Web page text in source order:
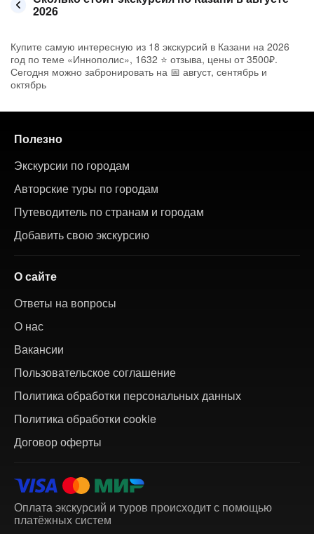
2026
Купите самую интересную из 18 экскурсий в Казани на 2026
год по теме «Иннополис», 1632 ⭐ отзыва, цены от 3500₽.
Сегодня можно забронировать на 📅 август, сентябрь и
октябрь
Полезно
Экскурсии по городам
Авторские туры по городам
Путеводитель по странам и городам
Добавить свою экскурсию
О сайте
Ответы на вопросы
О нас
Вакансии
Пользовательское соглашение
Политика обработки персональных данных
Политика обработки cookie
Договор оферты
Оплата экскурсий и туров происходит с помощью
платёжных систем